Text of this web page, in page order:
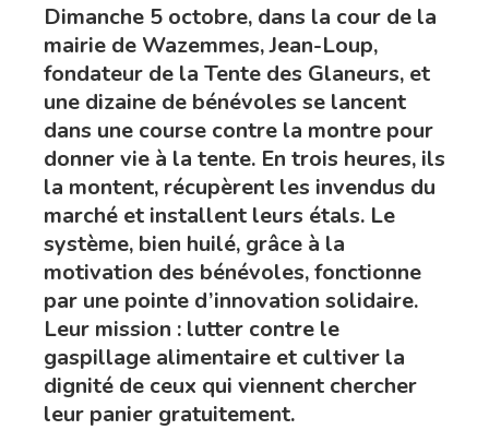
Dimanche 5 octobre, dans la cour de la
mairie de Wazemmes, Jean-Loup,
fondateur de la Tente des Glaneurs, et
une dizaine de bénévoles se lancent
dans une course contre la montre pour
donner vie à la tente. En trois heures, ils
la montent, récupèrent les invendus du
marché et installent leurs étals. Le
système, bien huilé, grâce à la
motivation des bénévoles, fonctionne
par une pointe d’innovation solidaire.
Leur mission : lutter contre le
gaspillage alimentaire et cultiver la
dignité de ceux qui viennent chercher
leur panier gratuitement.